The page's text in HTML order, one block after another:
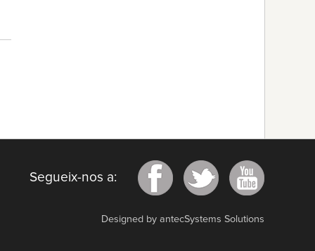
Segueix-nos a:
Designed by antecSystems Solutions